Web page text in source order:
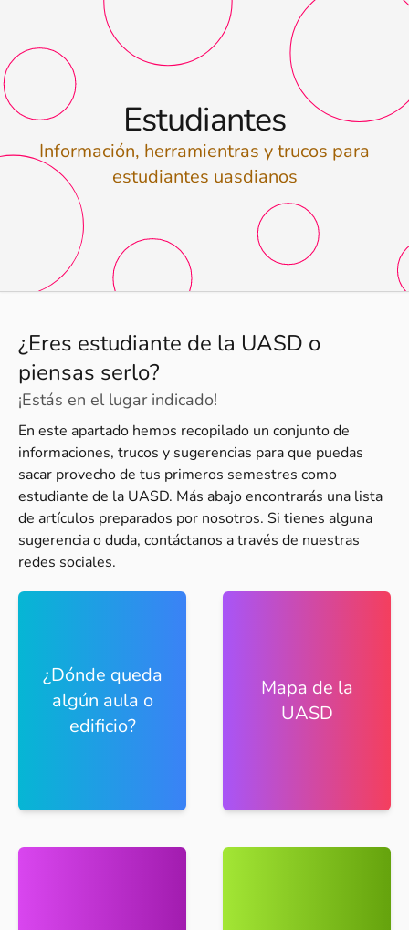
Estudiantes
Información, herramientras y trucos para
estudiantes uasdianos
¿Eres estudiante de la UASD o
piensas serlo?
¡Estás en el lugar indicado!
En este apartado hemos recopilado un conjunto de
informaciones, trucos y sugerencias para que puedas
sacar provecho de tus primeros semestres como
estudiante de la UASD. Más abajo encontrarás una lista
de artículos preparados por nosotros. Si tienes alguna
sugerencia o duda, contáctanos a través de nuestras
redes sociales.
¿Dónde queda
algún aula o
edificio?
Mapa de la
UASD